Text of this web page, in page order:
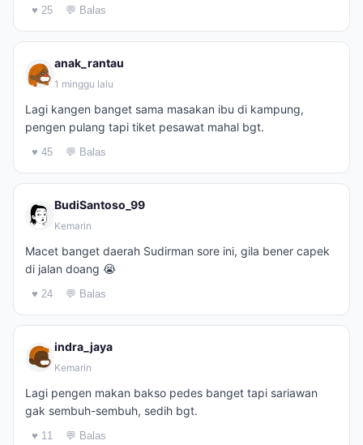
♥ 25 💬 Balas
anak_rantau
1 minggu lalu
Lagi kangen banget sama masakan ibu di kampung,
pengen pulang tapi tiket pesawat mahal bgt.
♥ 45 💬 Balas
BudiSantoso_99
Kemarin
Macet banget daerah Sudirman sore ini, gila bener capek
di jalan doang 😭
♥ 24 💬 Balas
indra_jaya
Kemarin
Lagi pengen makan bakso pedes banget tapi sariawan
gak sembuh-sembuh, sedih bgt.
♥ 11 💬 Balas